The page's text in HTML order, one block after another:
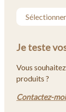
Je teste
Vous
produits ?
Contactez-moi